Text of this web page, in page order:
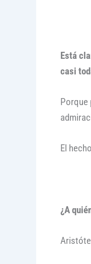
Está
casi
Porque
El
¿A